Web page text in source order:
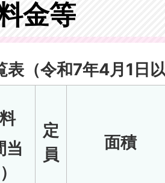
金等
当
定
員
面積
表（令和7年4月1日